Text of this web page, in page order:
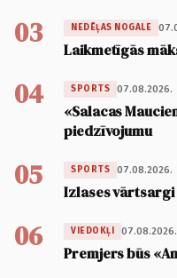
03 NEDĒĻAS NOGALE
Laikmetīgās
04 SPORTS 07.08.2026.
«Salacas
piedzīvojumu
05 SPORTS 07.08.2026.
Izlases vārtsargi
06 VIEDOKĻI 07.08.2026.
Premjers būs